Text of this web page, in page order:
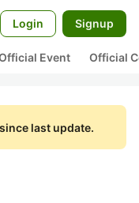
Login Signup
Event Official
last update.